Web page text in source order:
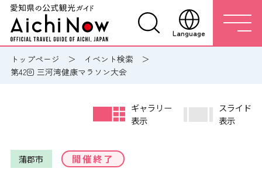
Language
トップページ
イベント検索
第42回 三河湾健康マラソン大会
蒲郡市 開催終了
ギャラリー
表示
スライド
表示